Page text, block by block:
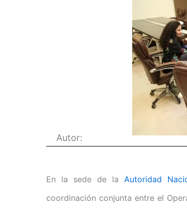
Autor:
En la sede de laAutoridad
coordinación conjunta entre el